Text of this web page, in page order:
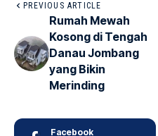
PREVIOUS ARTICLE
Rumah Mewah
Kosong di Tengah
Danau Jombang
yang Bikin
Merinding
Facebook